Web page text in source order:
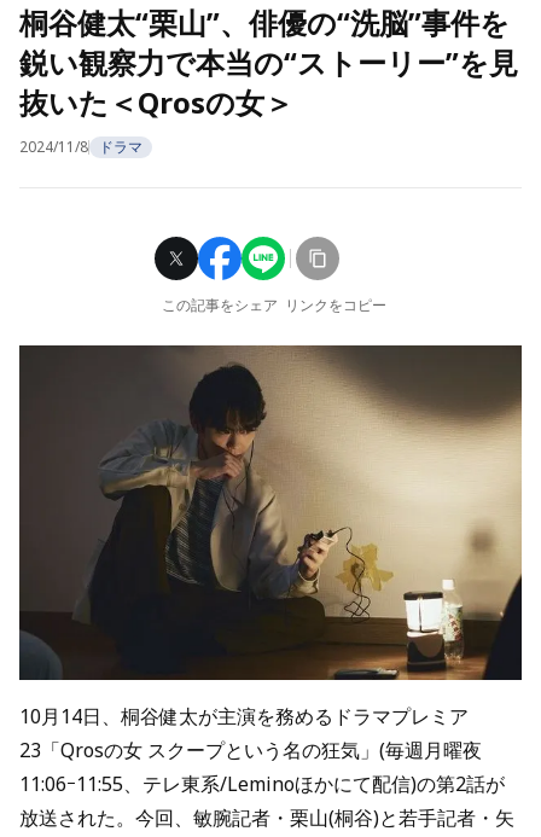
桐谷健太“栗山”、俳優の“洗脳”事件を
鋭い観察力で本当の“ストーリー”を見
抜いた＜Qrosの女＞
2024/11/8 ドラマ
この記事をシェア リンクをコピー
10月14日、桐谷健太が主演を務めるドラマプレミア
23「Qrosの女 スクープという名の狂気」(毎週月曜夜
11:06ｰ11:55、テレ東系/Leminoほかにて配信)の第2話が
放送された。今回、敏腕記者・栗山(桐谷)と若手記者・矢